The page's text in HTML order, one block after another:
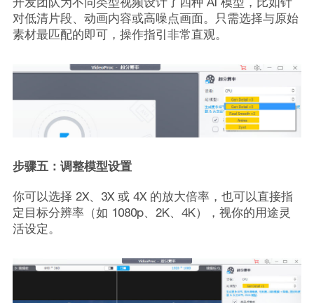
对低清片段、动画内容或高噪点画面。只需选择与原始
素材最匹配的即可，操作指引非常直观。
步骤五：调整模型设置
你可以选择 2X、3X 或 4X 的放大倍率，也可以直接指
定目标分辨率（如 1080p、2K、4K），视你的用途灵
活设定。